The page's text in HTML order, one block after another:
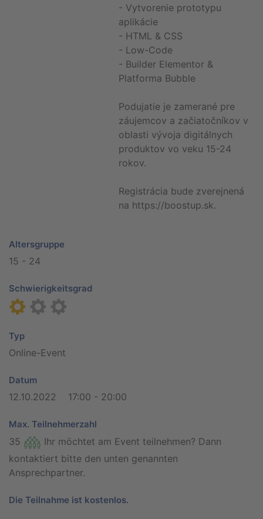
- Vytvorenie prototypu
aplikácie
- HTML & CSS
- Low-Code
- Builder Elementor &
Platforma Bubble
Podujatie je zamerané pre
záujemcov a začiatočníkov v
oblasti vývoja digitálnych
produktov vo veku 15-24
rokov.
Registrácia bude zverejnená
na https://boostup.sk.
Altersgruppe
15 - 24
Schwierigkeitsgrad
Typ
Online-Event
Datum
12.10.2022 17:00 - 20:00
Max. Teilnehmerzahl
35
Ihr möchtet am Event teilnehmen? Dann
kontaktiert bitte den unten genannten
Ansprechpartner.
Die Teilnahme ist kostenlos.